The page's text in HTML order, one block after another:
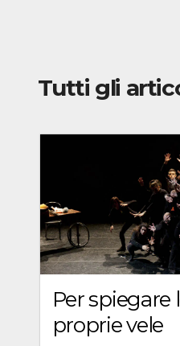
Tutti gli
Per spiegare
proprie vele